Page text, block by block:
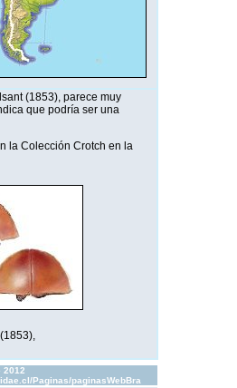
(1853), parece muy
que podría ser una
la Colección Crotch en la
2012
Paginas/paginasWebBra